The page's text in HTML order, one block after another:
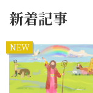
新着記事
NEW